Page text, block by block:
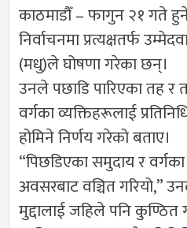
काठमाडौँ – फागुन २१ गते
निर्वाचनमा प्रत्यक्षतर्फ
(मधु)ले घोषणा गरेका छन्।
उनले पछाडि पारिएका तह र
वर्गका व्यक्तिहरूलाई
होमिने निर्णय गरेको बताए।
“पिछडिएका समुदाय र
अवसरबाट वञ्चित गरियो,”
मुद्दालाई जहिले पनि कुण्ठित